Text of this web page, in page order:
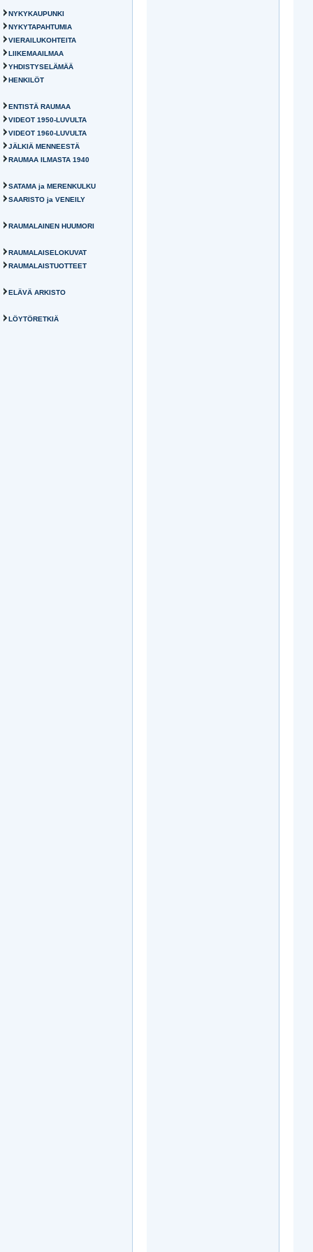
NYKYKAUPUNKI
NYKYTAPAHTUMIA
VIERAILUKOHTEITA
LIIKEMAAILMAA
YHDISTYSELÄMÄÄ
HENKILÖT
ENTISTÄ RAUMAA
VIDEOT 1950-LUVULTA
VIDEOT 1960-LUVULTA
JÄLKIÄ MENNEESTÄ
RAUMAA ILMASTA 1940
SATAMA ja MERENKULKU
SAARISTO ja VENEILY
RAUMALAINEN HUUMORI
RAUMALAISELOKUVAT
RAUMALAISTUOTTEET
ELÄVÄ ARKISTO
LÖYTÖRETKIÄ